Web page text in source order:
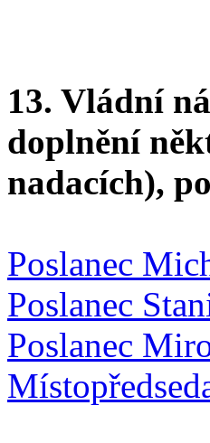
13. Vládní
doplnění
nadacích),
Poslanec
Poslanec
Poslanec